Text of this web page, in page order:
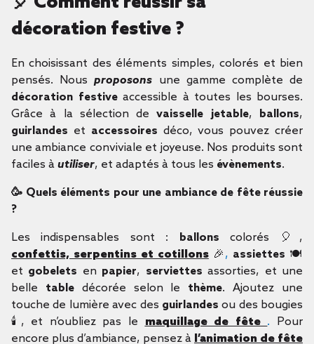
décoration festive ?
En choisissant des éléments simples, colorés et bien
pensés. Nousproposons une gamme complète de
décoration festiveaccessible à toutes les bourses.
Grâce à la sélection devaisselle jetable, ballons,
guirlandes et accessoires déco, vous pouvez créer
une ambiance conviviale et joyeuse. Nos produits sont
faciles à utiliser, et adaptés à tous les évènements.
🥳 Quels éléments pour une ambiance de fête réussie
?
Les indispensables sont : ballons colorés 🎈,
confettis, serpentins et cotillons🎉 , assiettes 🍽️
et gobelets en papier, serviettes assorties, et une
belle tabledécorée selon le thème. Ajoutez une
touche de lumière avec des guirlandes ou des bougies
🕯️, et n’oubliez pas le maquillage de fête . Pour
encore plus d’ambiance, pensez à l’animation de fête